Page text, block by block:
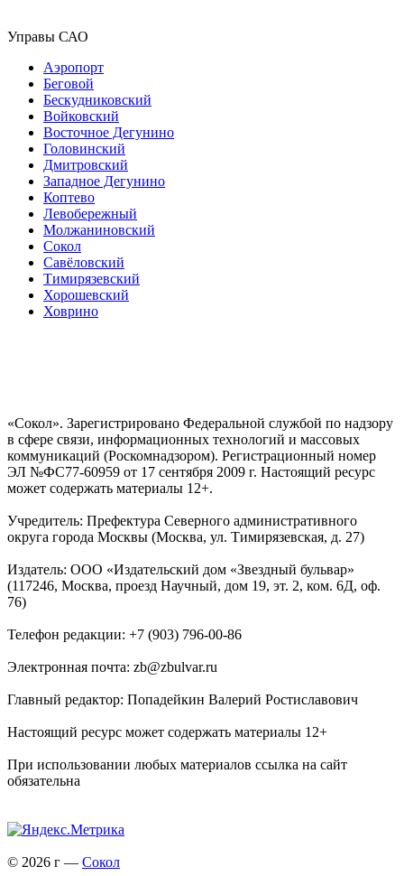
Управы САО
Аэропорт
Беговой
Бескудниковский
Войковский
Восточное Дегунино
Головинский
Дмитровский
Западное Дегунино
Коптево
Левобережный
Молжаниновский
Сокол
Савёловский
Тимирязевский
Хорошевский
Ховрино
«Сокол». Зарегистрировано Федеральной службой по надзору
в сфере связи, информационных технологий и массовых
коммуникаций (Роскомнадзором). Регистрационный номер
ЭЛ №ФС77-60959 от 17 сентября 2009 г. Настоящий ресурс
может содержать материалы 12+.
Учредитель: Префектура Северного административного
округа города Москвы (Москва, ул. Тимирязевская, д. 27)
Издатель: ООО «Издательский дом «Звездный бульвар»
(117246, Москва, проезд Научный, дом 19, эт. 2, ком. 6Д, оф.
76)
Телефон редакции: +7 (903) 796-00-86
Электронная почта: zb@zbulvar.ru
Главный редактор: Попадейкин Валерий Ростиславович
Настоящий ресурс может содержать материалы 12+
При использовании любых материалов ссылка на сайт
обязательна
© 2026 г — Сокол